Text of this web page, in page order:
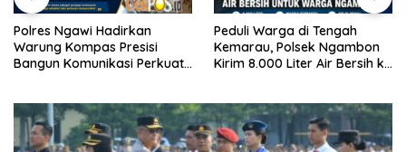
Peduli Warga di Tengah
Kemarau, Polsek Ngambon
Kirim 8.000 Liter Air Bersih ke
Susuri Jalanan Kota,
Satlantas Polres Gresik Tebar
Kebaikan Lewat Jumat